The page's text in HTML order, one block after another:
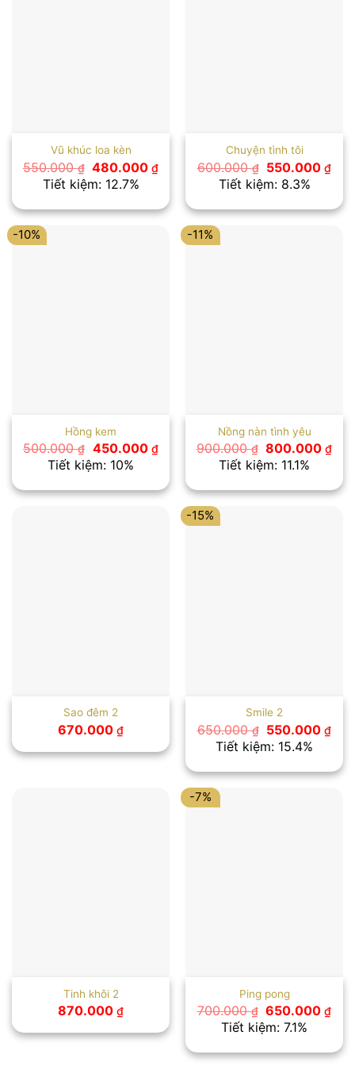
Vũ khúc loa kèn
550.000₫ Giá
gốc
là:
480.000₫Giá
là:
480.000 ₫.
Tiết kiệm: 12.7%
Chuyện tình tôi
600.000₫
Giá
gốc
là:
550.000₫Giá
là:
Tiết kiệm: 8.3%
-10%
Hồng kem
500.000₫ Giá
gốc
là:
450.000 ₫Giá
hiện
là:
450.000 ₫.
Tiết kiệm: 10%
-11%
Nồng nàn tình yêu
900.000₫ Giá
gốc
là:
800.000₫Giá
là:
Tiết kiệm: 11.1%
Sao đêm 2
670.000 ₫
-15%
Smile 2
650.000₫
Giá
gốc
là:
550.000₫Giá
là:
Tiết kiệm: 15.4%
Tinh khôi 2
870.000 ₫
-7%
Ping pong
700.000₫ Giá
gốc
là:
650.000₫Giá
là:
Tiết kiệm: 7.1%